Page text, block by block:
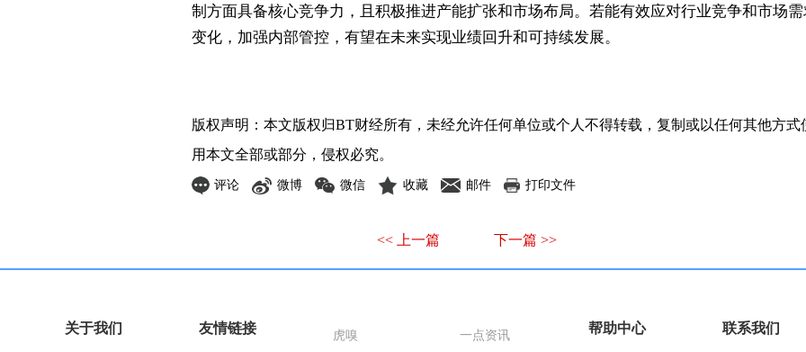
制方面具备核心竞争力，且积极推进产能扩张和市场布局。若能有效应对行业竞争和市场
变化，加强内部管控，有望在未来实现业绩回升和可持续发展。
版权声明：本文版权归BT财经所有，未经允许任何单位或个人不得转载，复制或以任何其他方式
用本文全部或部分，侵权必究。
评论 微博 微信 收藏 邮件 打印文件
<< 上一篇 下一篇 >>
关于我们 友情链接 虎嗅 一点资讯 帮助中心 联系我们